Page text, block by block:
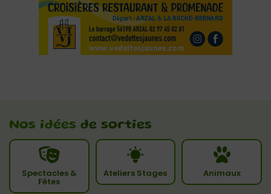
Nos idées de sorties
Spectacles &
Fêtes
Ateliers Stages Animaux